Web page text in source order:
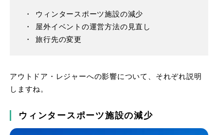
ウィンタースポーツ施設の減少
屋外イベントの運営方法の見直し
旅行先の変更
アウトドア・レジャーへの影響について、それぞれ説明
しますね。
ウィンタースポーツ施設の減少